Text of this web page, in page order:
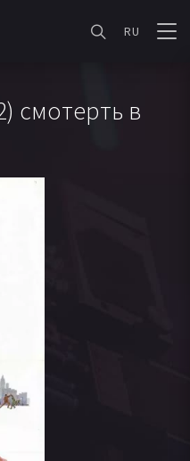
RU
смотерть в